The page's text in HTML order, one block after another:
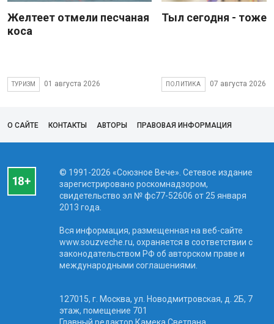
Желтеет отмели песчаная
коса
ТУРИЗМ 01 августа 2026
Тыл сегодня - тоже
ПОЛИТИКА 07 августа 2026
О САЙТЕ КОНТАКТЫ АВТОРЫ ПРАВОВАЯ ИНФОРМАЦИЯ
© 1991-2026 «Союзное Вече». Сетевое издание
зарегистрировано роскомнадзором,
свидетельство эл № фc77-52606 от 25 января
2013 года.
Вся информация, размещенная на веб-сайте
www.souzveche.ru, охраняется в соответствии с
законодательством РФ об авторском праве и
международными соглашениями.
127015, г. Москва, ул. Новодмитровская, д. 2Б, 7
этаж, помещение 701
Главный редактор Камека Светлана